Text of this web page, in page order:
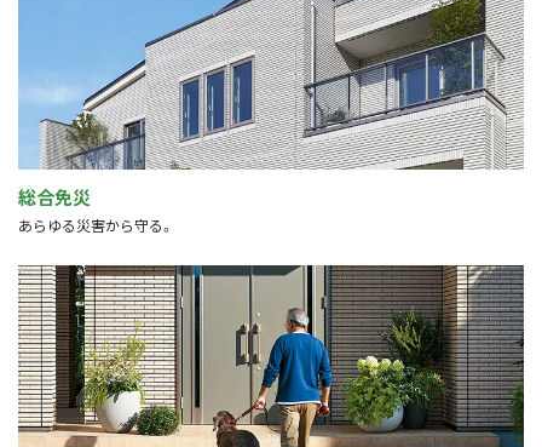
総合免災
あらゆる災害から守る。